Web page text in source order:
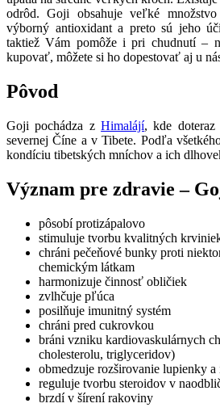
odrôd. Goji obsahuje veľké
výborný antioxidant a preto sú jeho
taktiež Vám pomôže i pri chudnutí –
kupovať, môžete si ho dopestovať aj u
Pôvod
Goji pochádza zHimalájí, kde
severnej Číne a v Tibete. Podľa
kondíciu tibetských mníchov a ich
Význam pre zdravie –
pôsobí protizápalovo
stimuluje tvorbu kvalitných
chráni pečeňové bunky proti
chemickým látkam
harmonizuje činnosť obličiek
zvlhčuje pľúca
posilňuje imunitný systém
chráni pred cukrovkou
bráni vzniku kardiovaskulárnych
cholesterolu, triglyceridov)
obmedzuje rozširovanie lupienky
reguluje tvorbu steroidov v
brzdí v šírení rakoviny